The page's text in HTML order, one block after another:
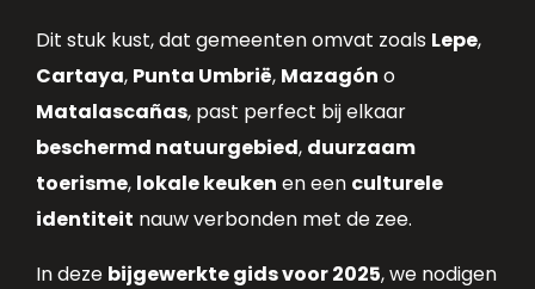
Dit stuk kust, dat gemeenten omvat zoals Lepe,
Cartaya, Punta Umbrië, Mazagón o
Matalascañas, past perfect bij elkaar
beschermd natuurgebied, duurzaam
toerisme, lokale keuken en een culturele
identiteit nauw verbonden met de zee.
In deze bijgewerkte gids voor 2025, we nodigen